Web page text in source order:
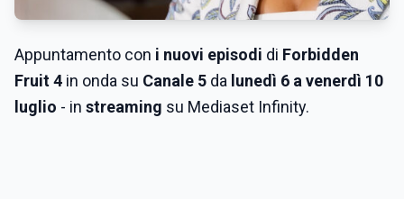
Appuntamento con i nuovi episodi di Forbidden
Fruit 4 in onda su Canale 5 da lunedì 6 a venerdì 10
luglio - in streaming su Mediaset Infinity.